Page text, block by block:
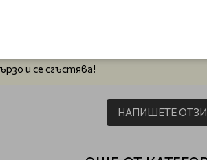
и се сгъстява!
НАПИШЕТЕ